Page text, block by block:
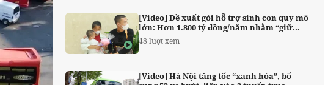
[Video] Đề xuất gói hỗ trợ sinh con quy mô
lớn: Hơn 1.800 tỷ đồng/năm nhằm “giữ
nhịp” dân số
48 lượt xem
[Video] Hà Nội tăng tốc “xanh hóa”, bổ